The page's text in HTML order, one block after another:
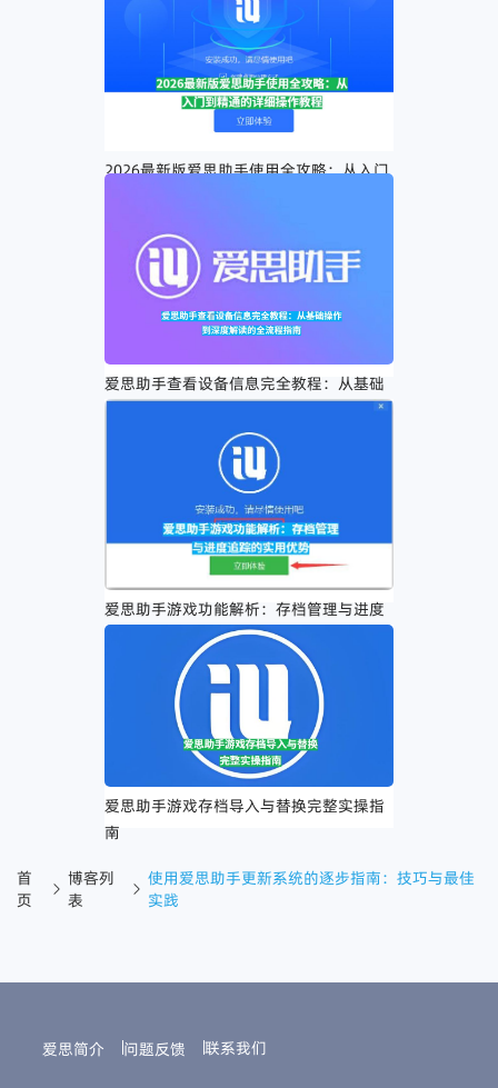
2026最新版爱思助手使用全攻略：从入门
爱思助手查看设备信息完全教程：从基础
操作到深度解读的全流程指南
爱思助手游戏功能解析：存档管理与进度
追踪的实用优势
爱思助手游戏存档导入与替换完整实操指
南
首
页
博客列
表
使用爱思助手更新系统的逐步指南：技巧与最佳
实践
爱思简介 问题反馈 联系我们